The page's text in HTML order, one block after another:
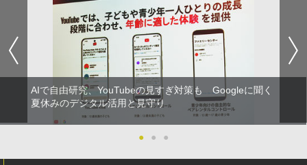
AIで自由研究、YouTubeの見すぎ対策も Googleに聞く
夏休みのデジタル活用と見守り
● ● ●